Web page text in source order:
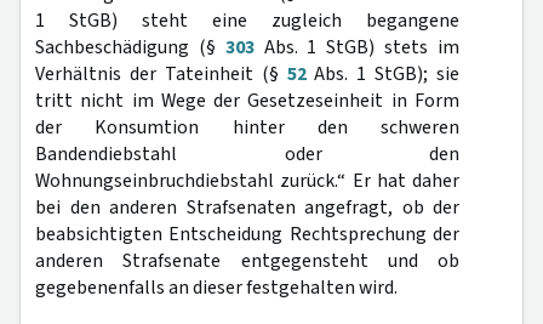
1 StGB) steht eine zugleich begangene
Sachbeschädigung (§ 303Abs. 1 StGB) stets im
Verhältnis der Tateinheit (§ 52Abs. 1 StGB); sie
tritt nicht im Wege der Gesetzeseinheit in Form
der Konsumtion hinter den schweren
Bandendiebstahl oder den
Wohnungseinbruchdiebstahl zurück.“ Er hat daher
bei den anderen Strafsenaten angefragt, ob der
beabsichtigten Entscheidung Rechtsprechung der
anderen Strafsenate entgegensteht und ob
gegebenenfalls an dieser festgehalten wird.